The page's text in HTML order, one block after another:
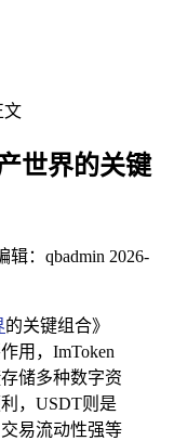
文
世界的关键
：qbadmin 2026-
的关键组合》
用，ImToken
储多种数字资
，USDT则是
易流动性强等